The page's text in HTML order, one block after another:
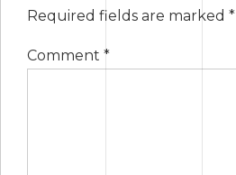
Required fields are marked *
Comment *